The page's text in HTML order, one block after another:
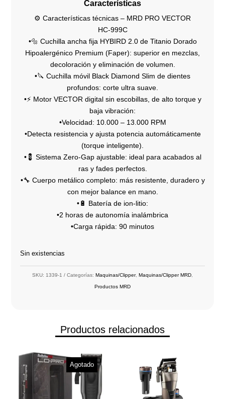
Características
⚙️ Características técnicas – MRD PRO VECTOR
HC‑999C
•🔩 Cuchilla ancha fija HYBIRD 2.0 de Titanio Dorado
Hipoalergénico Premium (Faper): superior en mezclas,
decoloración y eliminación de volumen.
•🔪 Cuchilla móvil Black Diamond Slim de dientes
profundos: corte ultra suave.
•⚡ Motor VECTOR digital sin escobillas, de alto torque y
baja vibración:
•Velocidad: 10.000 – 13.000 RPM
•Detecta resistencia y ajusta potencia automáticamente
(torque inteligente).
•💈 Sistema Zero-Gap ajustable: ideal para acabados al
ras y fades perfectos.
•🔧 Cuerpo metálico completo: más resistente, duradero y
con mejor balance en mano.
•🔋 Batería de ion-litio:
•2 horas de autonomía inalámbrica
•Carga rápida: 90 minutos
Sin existencias
SKU: 1339-1 Categorías: Maquinas/Clipper, Maquinas/Clipper MRD,
Productos MRD
Productos relacionados
Agotado